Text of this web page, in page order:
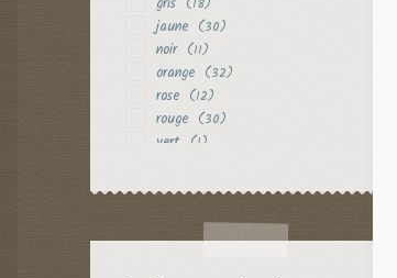
(18)
jaune (30)
noir (11)
orange (32)
rose (12)
rouge (30)
vert (1)